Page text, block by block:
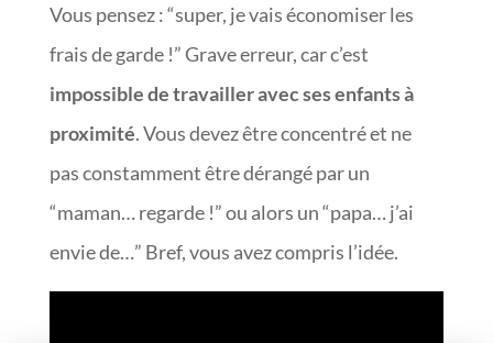
Vous pensez : “super, je vais économiser les
frais de garde !” Grave erreur, car c’est
impossible de travailler avec ses enfants à
proximité. Vous devez être concentré et ne
pas constamment être dérangé par un
“maman… regarde !” ou alors un “papa… j’ai
envie de…” Bref, vous avez compris l’idée.